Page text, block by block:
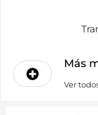
Más
Ver